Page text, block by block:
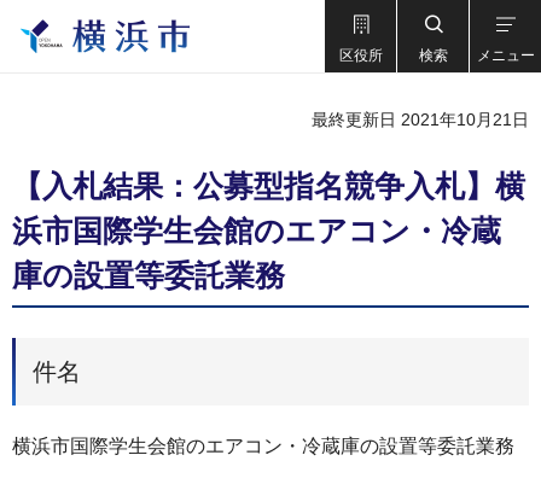
区役所 検索 メニュー
最終更新日 2021年10月21日
【入札結果：公募型指名競争入札】横
浜市国際学生会館のエアコン・冷蔵
庫の設置等委託業務
件名
横浜市国際学生会館のエアコン・冷蔵庫の設置等委託業務